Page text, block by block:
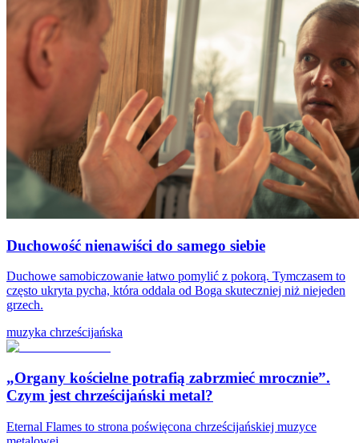
Duchowość nienawiści do samego siebie
Duchowe samobiczowanie łatwo pomylić z pokorą. Tymczasem to
często ukryta pycha, która oddala od Boga skuteczniej niż niejeden
grzech.
muzyka chrześcijańska
„Organy kościelne potrafią zabrzmieć mrocznie”.
Czym jest chrześcijański metal?
Eternal Flames to strona poświęcona chrześcijańskiej muzyce